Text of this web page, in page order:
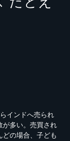
インドへ売られ
が多い。売買され
の場合、子ども